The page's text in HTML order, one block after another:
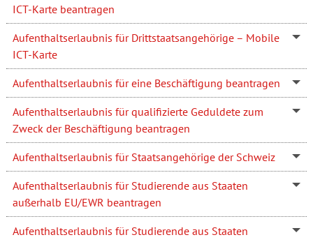
ICT-Karte beantragen
Aufenthaltserlaubnis für Drittstaatsangehörige – Mobile
ICT-Karte
Aufenthaltserlaubnis für eine Beschäftigung beantragen
Aufenthaltserlaubnis für qualifizierte Geduldete zum
Zweck der Beschäftigung beantragen
Aufenthaltserlaubnis für Staatsangehörige der Schweiz
Aufenthaltserlaubnis für Studierende aus Staaten
außerhalb EU/EWR beantragen
Aufenthaltserlaubnis für Studierende aus Staaten